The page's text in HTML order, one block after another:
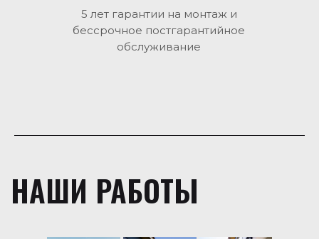
5 лет гарантии на монтаж и
бессрочное постгарантийное
обслуживание
НАШИ РАБОТЫ